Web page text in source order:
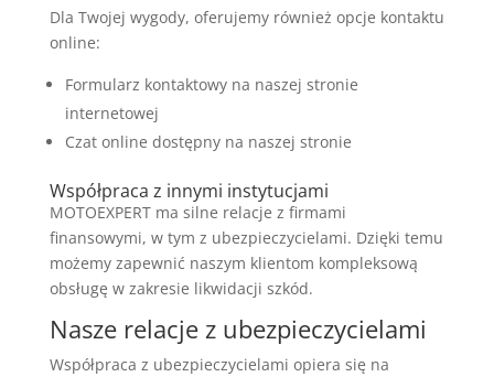
Dla Twojej wygody, oferujemy również opcje kontaktu
online:
Formularz kontaktowy na naszej stronie
internetowej
Czat online dostępny na naszej stronie
Współpraca z innymi instytucjami
MOTOEXPERT ma silne relacje z firmami
finansowymi, w tym z ubezpieczycielami. Dzięki temu
możemy zapewnić naszym klientom kompleksową
obsługę w zakresie likwidacji szkód.
Nasze relacje z ubezpieczycielami
Współpraca z ubezpieczycielami opiera się na